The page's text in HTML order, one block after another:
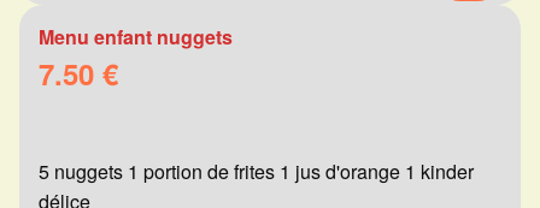
Menu enfant nuggets
7.50 €
5 nuggets 1 portion de frites 1 jus d'orange 1 kinder
délice